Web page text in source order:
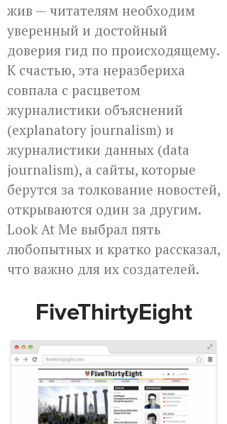
жив — читателям необходим
уверенный и достойный
доверия гид по происходящему.
К счастью, эта неразбериха
совпала с расцветом
журналистики объяснений
(explanatory journalism) и
журналистики данных (data
journalism), а сайты, которые
берутся за толкование новостей,
открываются один за другим.
Look At Me выбрал пять
любопытных и кратко рассказал,
что важно для их создателей.
FiveThirtyEight